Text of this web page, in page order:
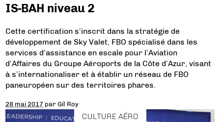
IS-BAH niveau 2
Cette certification s’inscrit dans la stratégie de
développement de Sky Valet, FBO spécialisé dans les
services d’assistance en escale pour l’Aviation
d’Affaires du Groupe Aéroports de la Côte d’Azur, visant
à s’internationaliser et à établir un réseau de FBO
paneuropéen sur des territoires phares.
28 mai 2017 parGil Roy
CULTURE AÉRO